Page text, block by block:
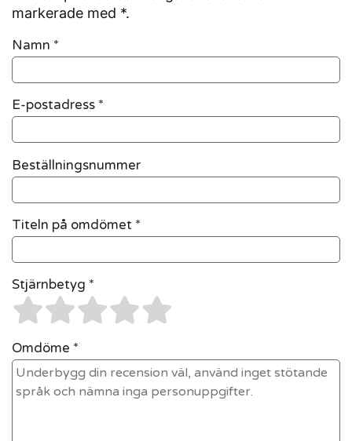
markerade med *.
Namn *
E-postadress *
Beställningsnummer
Titeln på omdömet *
Stjärnbetyg *
Omdöme *